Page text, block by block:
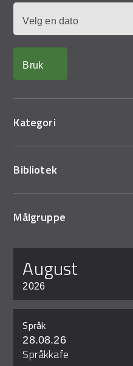
Kategori
Bibliotek
Målgruppe
august
2026
Språk
28.08.26
Språkkafe